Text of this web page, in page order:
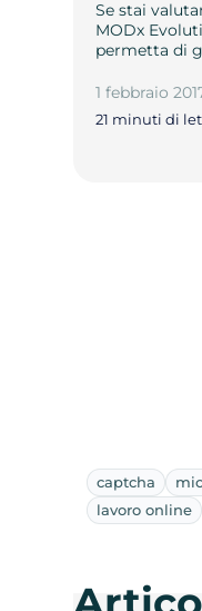
Se stai
MODx
permetta di
1 febbraio
21 minuti di
captcha
lavoro online